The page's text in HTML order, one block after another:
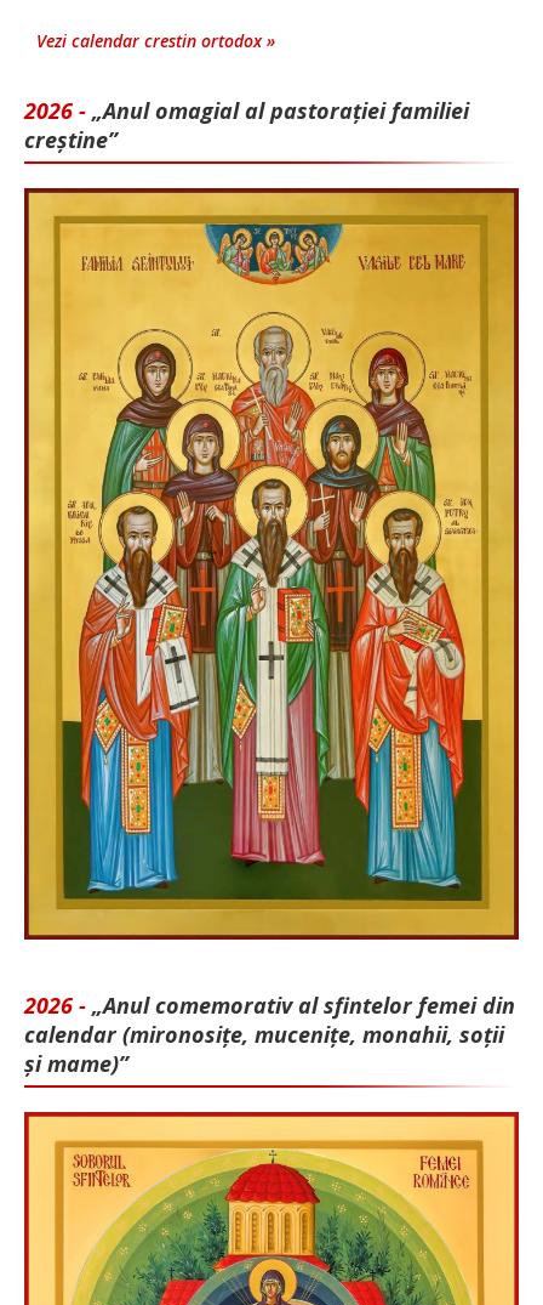
Vezi calendar crestin ortodox »
2026 - „Anul omagial al pastorației familiei
creștine”
2026 - „Anul comemorativ al sfintelor femei din
calendar (mironosițe, mu­cenițe, monahii, soții
și mame)”